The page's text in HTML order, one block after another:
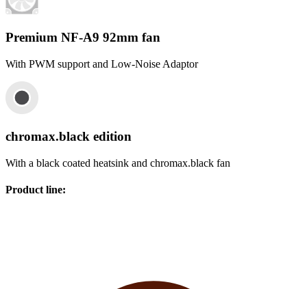
Premium NF-A9 92mm fan
With PWM support and Low-Noise Adaptor
chromax.black edition
With a black coated heatsink and chromax.black fan
Product line: